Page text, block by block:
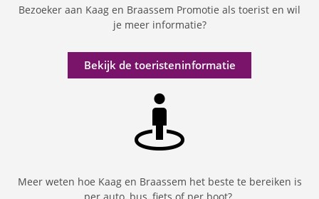
Bezoeker aan Kaag en Braassem Promotie als toerist en wil
je meer informatie?
Bekijk de toeristeninformatie
Meer weten hoe Kaag en Braassem het beste te bereiken is